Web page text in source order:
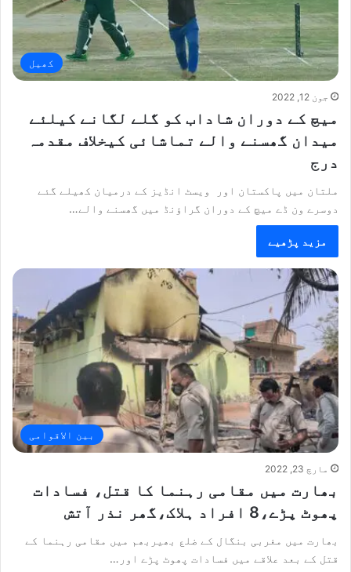
کھیل
جون 12, 2022
میچ کے دوران شاداب کو گلے لگانے کیلئے
میدان گھسنے والے تماشائی کیخلاف مقدمہ
درج
ملتان میں پاکستان اور ویسٹ انڈیز کے درمیان کھیلے گئے
دوسرے ون ڈے میچ کے دوران گراؤنڈ میں گھسنے والے…
مزید پڑھیے
بین الاقوامی
مارچ 23, 2022
بھارت میں مقامی رہنما کا قتل، فسادات
پھوٹ پڑے،8 افراد ہلاک،گھر نذر آتش
بھارت میں مغربی بنگال کے ضلع بھیربھم میں مقامی رہنما کے
قتل کے بعد علاقے میں فسادات پھوٹ پڑے اور…